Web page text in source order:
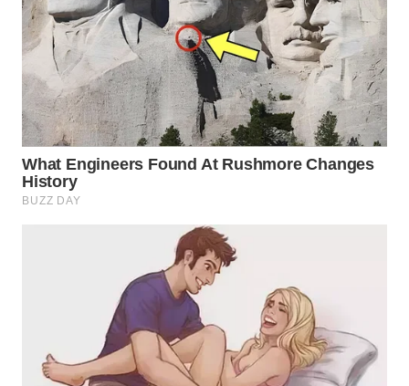
WN
SURABAYA
WN
NATUNA
WN
BINTAN
WN